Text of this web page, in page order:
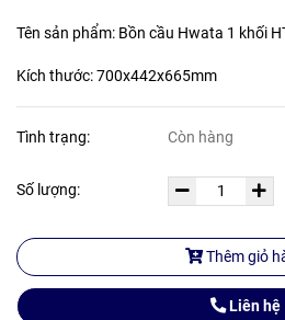
Tên sản phẩm: Bồn cầu Hwata 1 khối
Kích thước: 700x442x665mm
Tình trạng: Còn hàng
Số lượng:
Thêm giỏ
Liên hệ